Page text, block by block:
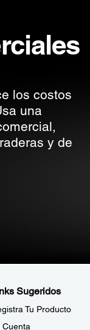
los costos
una
y de
Sugeridos
Tu Producto
Cuenta